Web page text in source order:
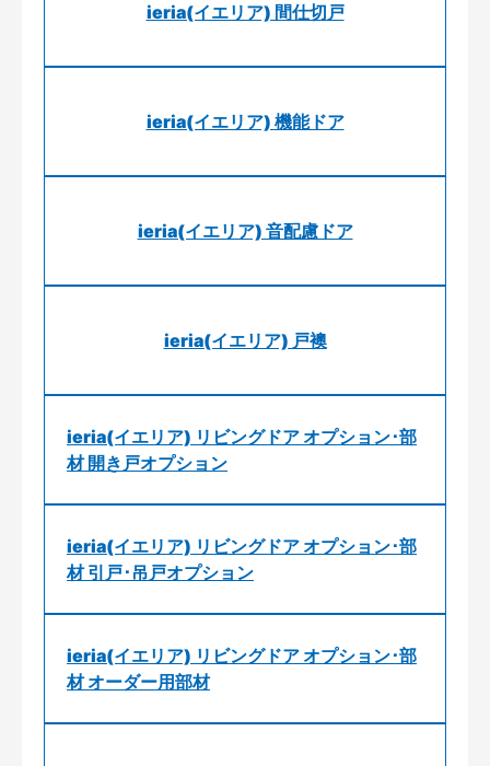
ieria(イエリア) 間仕切戸
ieria(イエリア) 機能ドア
ieria(イエリア) 音配慮ドア
ieria(イエリア) 戸襖
ieria(イエリア) リビングドア オプション･部
材 開き戸オプション
ieria(イエリア) リビングドア オプション･部
材 引戸･吊戸オプション
ieria(イエリア) リビングドア オプション･部
材 オーダー用部材